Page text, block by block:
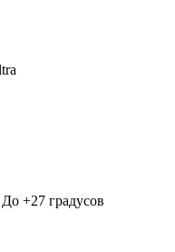
До +27 градусов